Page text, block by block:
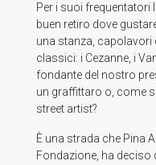
Per i suoi frequentatori
buen retiro dove
una stanza, capolavori
classici: i Cezanne, i
fondante del nostro
un graffittaro o, come
street artist?
È una strada che Pina
Fondazione, ha deciso